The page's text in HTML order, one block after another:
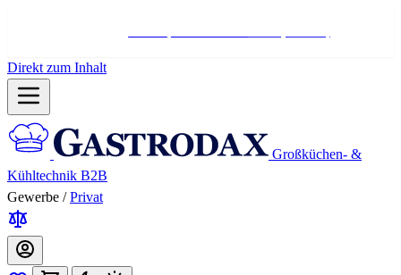
Direkt zum Inhalt
Großküchen- &
Kühltechnik B2B
Gewerbe / Privat